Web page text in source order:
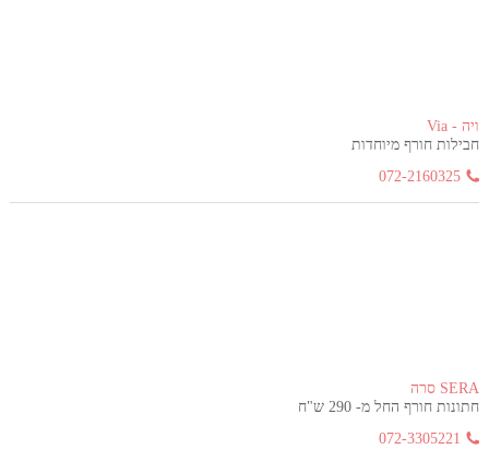
ויה - Via
חבילות חורף מיוחדות
072-2160325
SERA סרה
חתונות חורף החל מ- 290 ש"ח
072-3305221